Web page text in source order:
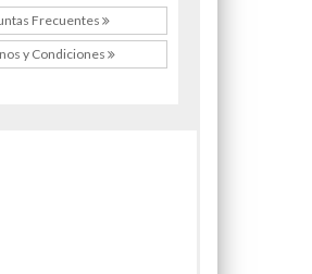
Frecuentes
y Condiciones